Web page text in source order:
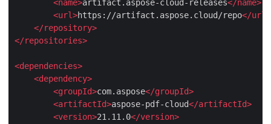
<name>artifact.aspose-cloud-releases</name>
<url>https://artifact.aspose.cloud/repo</url
</repository>
</repositories>
<dependencies>
<dependency>
<groupId>com.aspose</groupId>
<artifactId>aspose-pdf-cloud</artifactId>
<version>21.11.0</version>